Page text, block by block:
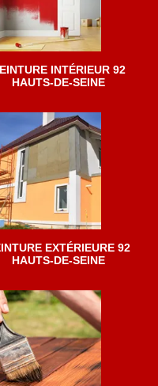
INTÉRIEUR 92
HAUTS-DE-SEINE
EXTÉRIEURE 92
HAUTS-DE-SEINE